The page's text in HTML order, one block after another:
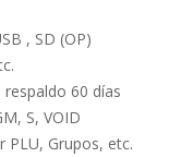
, SD (OP)
60 días
S, VOID
PLU, Grupos, etc.